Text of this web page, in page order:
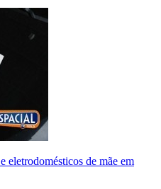
eletrodomésticos de mãe em